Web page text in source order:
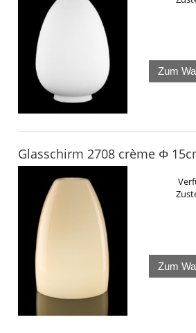
Zum
Glasschirm 2708 crème Φ
Zum